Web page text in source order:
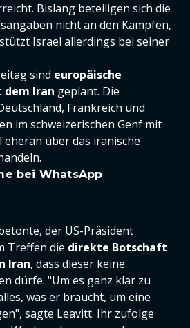
Bislang beteiligen sich die
nicht an den Kämpfen,
Israel allerdings bei seiner
sind europäische
dem Iran geplant. Die
Frankreich und
im schweizerischen Genf mit
über das iranische
bei WhatsApp
der US-Präsident
Treffen die direkte Botschaft
Iran, dass dieser keine
dürfe. "Um es ganz klar zu
was er braucht, um eine
sagte Leavitt. Ihr zufolge